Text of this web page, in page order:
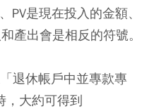
PV是現在投入的金額、
產出會是相反的符號。
退休帳戶中並專款專
，大約可得到